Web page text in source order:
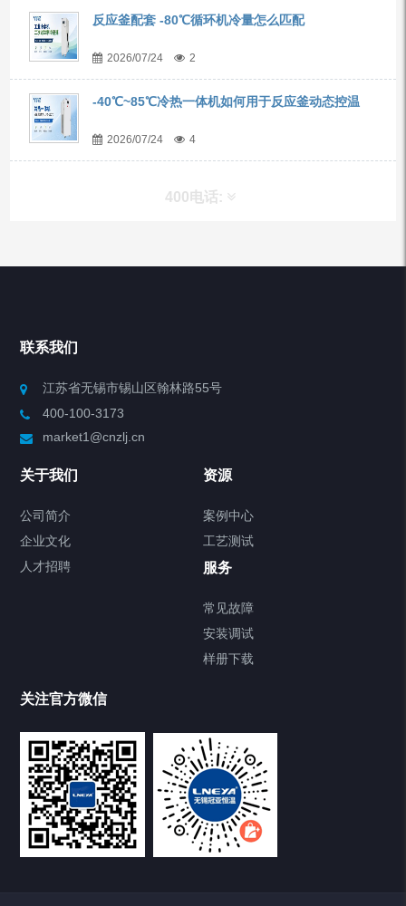
反应釜配套 -80℃循环机冷量怎么匹配
2026/07/24 2
-40℃~85℃冷热一体机如何用于反应釜动态控温
2026/07/24 4
400电话:
产品分类
制冷加热动态控温系统
Chiller气体控温系统
Chamber试验箱
TCU温度控制单元
VOCs冷凝回收装置
联系我们
江苏省无锡市锡山区翰林路55号
400-100-3173
market1@cnzlj.cn
关于我们
公司简介
企业文化
人才招聘
资源
案例中心
工艺测试
服务
常见故障
安装调试
样册下载
关注官方微信